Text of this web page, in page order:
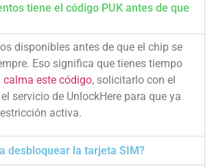
tiene el código PUK antes de que
disponibles antes de que el chip se
Eso significa que tienes tiempo
calma este código, solicitarlo con el
servicio de UnlockHere para que ya
activa.
desbloquear la tarjeta SIM?